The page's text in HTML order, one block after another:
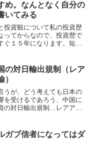
め。なんとなく自分の
いてみる
投資観について私の投資歴
ってからなので、投資歴で
ぐ１５年になります。短期
回は、いろいろな投資ネタ
うにあたって...
の対日輸出規制（レア
）
うが、どう考えても日本の
を受けるであろう、中国に
の対日輸出規制…レアアー
続けてきたが）、それでも
商品の商売は成...
ガブ信者になってはダ